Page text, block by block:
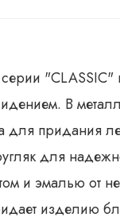
серии
В
для придания
для
и эмалью от
изделию